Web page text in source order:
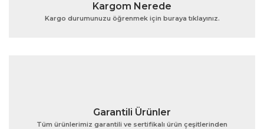
Ürün açıklamasında eksik bilgiler bulunuyor.
Kargom Nerede
Kargo durumunuzu öğrenmek için buraya tıklayınız.
Garantili Ürünler
Tüm ürünlerimiz garantili ve sertifikalı ürün çeşitlerinden